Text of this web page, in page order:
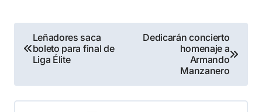
Navegación
de
entradas
Leñadores saca
boleto para final de
Liga Élite
Dedicarán concierto
homenaje a
Armando
Manzanero